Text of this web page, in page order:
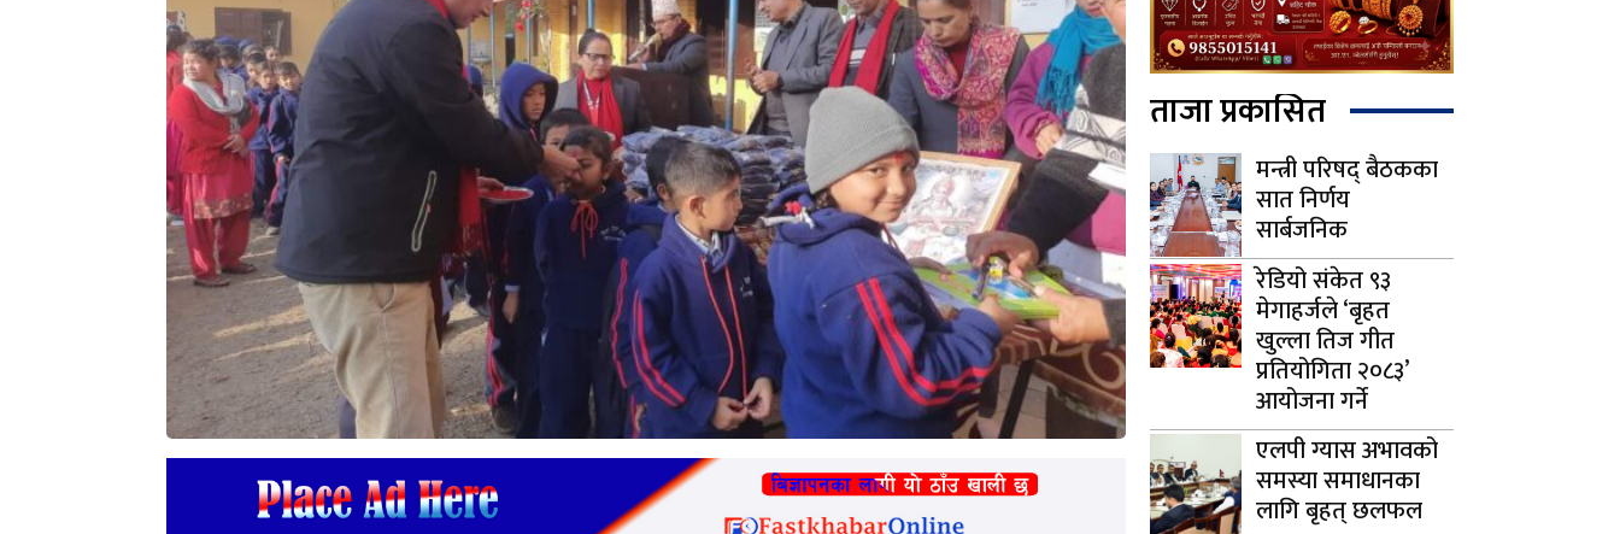
ताजा प्रकासित
मन्त्री परिषद् बैठकका
सात निर्णय
सार्बजनिक
रेडियो संकेत ९३
मेगाहर्जले ‘बृहत
खुल्ला तिज गीत
प्रतियोगिता २०८३’
आयोजना गर्ने
एलपी ग्यास अभावको
समस्या समाधानका
लागि बृहत् छलफल